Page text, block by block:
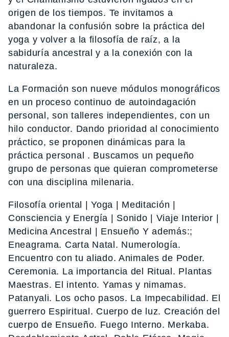
origen de los tiempos. Te invitamos a
abandonar la confusión sobre la práctica del
yoga y volver a la filosofía de raíz, a la
sabiduría ancestral y a la conexión con la
naturaleza.
La Formación son nueve módulos monográficos
en un proceso continuo de autoindagación
personal, son talleres independientes, con un
hilo conductor. Dando prioridad al conocimiento
práctico, se proponen dinámicas para la
práctica personal . Buscamos un pequeño
grupo de personas que quieran comprometerse
con una disciplina milenaria.
Filosofía oriental | Yoga | Meditación |
Consciencia y Energía | Sonido | Viaje Interior |
Medicina Ancestral | Ensueño Y además:;
Eneagrama. Carta Natal. Numerología.
Encuentro con tu aliado. Animales de Poder.
Ceremonia. La importancia del Ritual. Plantas
Maestras. El intento. Yamas y nimamas.
Patanyali. Los ocho pasos. La Impecabilidad. El
guerrero Espiritual. Cuerpo de luz. Creación del
cuerpo de Ensueño. Fuego Interno. Merkaba.